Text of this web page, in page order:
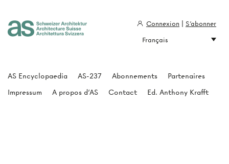
AS Encyclopaedia AS-237 Abonnements
Partenaires
Impressum
A propos d'AS Contact Ed. Anthony Krafft
Connexion
S'abonner
Français